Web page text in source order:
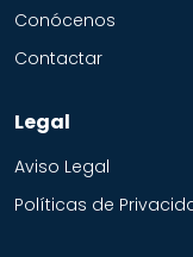
Conócenos
Contactar
Legal
Aviso Legal
Políticas de